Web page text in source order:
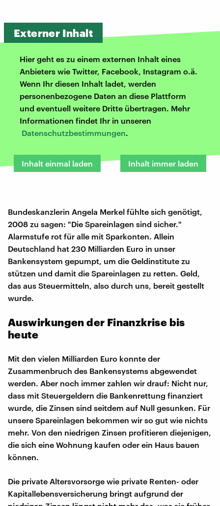
Externer Inhalt
Hier geht es zu einem externen Inhalt eines
Anbieters wie Twitter, Facebook, Instagram o.ä.
Wenn Ihr diesen Inhalt ladet, werden
personenbezogene Daten an diese Plattform
und eventuell weitere Dritte übertragen. Mehr
Informationen findet Ihr in unseren
Datenschutzbestimmungen.
Inhalt einmal laden Inhalt immer laden
Bundeskanzlerin Angela Merkel fühlte sich genötigt,
2008 zu sagen: "Die Spareinlagen sind sicher."
Alarmstufe rot für alle mit Sparkonten. Allein
Deutschland hat 230 Milliarden Euro in unser
Bankensystem gepumpt, um die Geldinstitute zu
stützen und damit die Spareinlagen zu retten. Geld,
das aus Steuermitteln, also durch uns, bereit gestellt
wurde.
Auswirkungen der Finanzkrise bis
heute
Mit den vielen Milliarden Euro konnte der
Zusammenbruch des Bankensystems abgewendet
werden. Aber noch immer zahlen wir drauf: Nicht nur,
dass mit Steuergeldern die Bankenrettung finanziert
wurde, die Zinsen sind seitdem auf Null gesunken. Für
unsere Spareinlagen bekommen wir so gut wie nichts
mehr. Von den niedrigen Zinsen profitieren diejenigen,
die sich eine Wohnung kaufen oder ein Haus bauen
können.
Die private Altersvorsorge wie private Renten- oder
Kapitallebensversicherung bringt aufgrund der